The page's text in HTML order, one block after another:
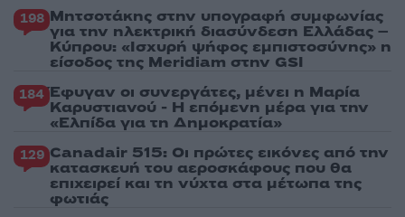
198 Μητσοτάκης στην υπογραφή συμφωνίας
για την ηλεκτρική διασύνδεση Ελλάδας –
Κύπρου: «Ισχυρή ψήφος εμπιστοσύνης» η
είσοδος της Meridiam στην GSI
184 Έφυγαν οι συνεργάτες, μένει η Μαρία
Καρυστιανού - Η επόμενη μέρα για την
«Ελπίδα για τη Δημοκρατία»
129 Canadair 515: Οι πρώτες εικόνες από την
κατασκευή του αεροσκάφους που θα
επιχειρεί και τη νύχτα στα μέτωπα της
φωτιάς